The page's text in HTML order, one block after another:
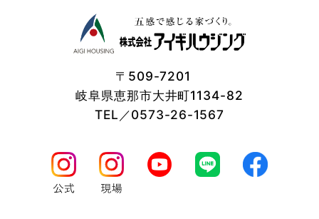
〒509-7201
岐阜県恵那市大井町1134-82
TEL／0573-26-1567